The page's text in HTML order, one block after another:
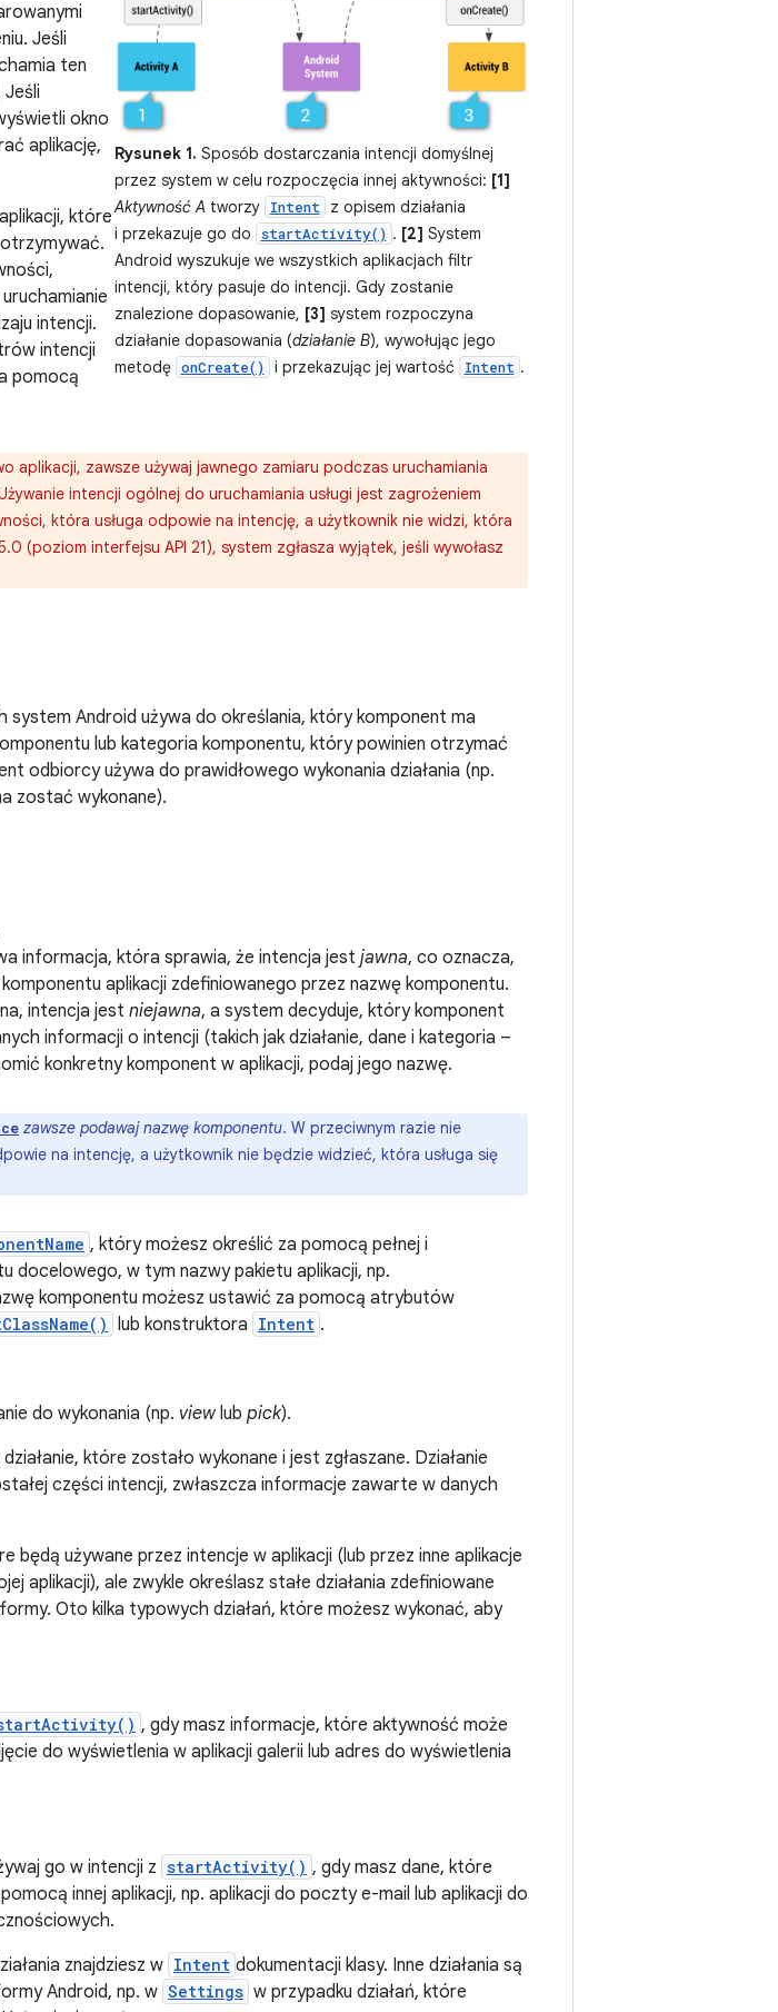
Rysunek 1. Sposób dostarczania intencji domyślnej
przez system w celu rozpoczęcia innej aktywności: [1]
Aktywność A tworzy Intent
z opisem działania
i przekazuje go do
startActivity() . [2] System
Android wyszukuje we wszystkich aplikacjach filtr
intencji, który pasuje do intencji. Gdy zostanie
znalezione dopasowanie, [3] system rozpoczyna
działanie dopasowania (działanie B), wywołując jego
metodę onCreate() i przekazując jej wartość Intent .
Jeśli
ten
Jeśli
okno
aplikację,
które
intencji.
intencji
pomocą
aplikacji, zawsze używaj jawnego zamiaru podczas uruchamiania
intencji ogólnej do uruchamiania usługi jest zagrożeniem
która usługa odpowie na intencję, a użytkownik nie widzi, która
(poziom interfejsu API 21), system zgłasza wyjątek, jeśli wywołasz
Android używa do określania, który komponent ma
lub kategoria komponentu, który powinien otrzymać
odbiorcy używa do prawidłowego wykonania działania (np.
zostać wykonane).
informacja, która sprawia, że intencja jest jawna, co oznacza,
aplikacji zdefiniowanego przez nazwę komponentu.
intencja jest niejawna, a system decyduje, który komponent
informacji o intencji (takich jak działanie, dane i kategoria –
konkretny komponent w aplikacji, podaj jego nazwę.
zawsze podawaj nazwę komponentu. W przeciwnym razie nie
na intencję, a użytkownik nie będzie widzieć, która usługa się
, który możesz określić za pomocą pełnej i
docelowego, w tym nazwy pakietu aplikacji, np.
komponentu możesz ustawić za pomocą atrybutów
lub konstruktora Intent .
do wykonania (np. viewlub pick).
które zostało wykonane i jest zgłaszane. Działanie
części intencji, zwłaszcza informacje zawarte w danych
będą używane przez intencje w aplikacji (lub przez inne aplikacje
aplikacji), ale zwykle określasz stałe działania zdefiniowane
Oto kilka typowych działań, które możesz wykonać, aby
, gdy masz informacje, które aktywność może
do wyświetlenia w aplikacji galerii lub adres do wyświetlenia
go w intencji z startActivity() , gdy masz dane, które
innej aplikacji, np. aplikacji do poczty e-mail lub aplikacji do
znajdziesz w Intent dokumentacji klasy. Inne działania są
Android, np. w Settings w przypadku działań, które